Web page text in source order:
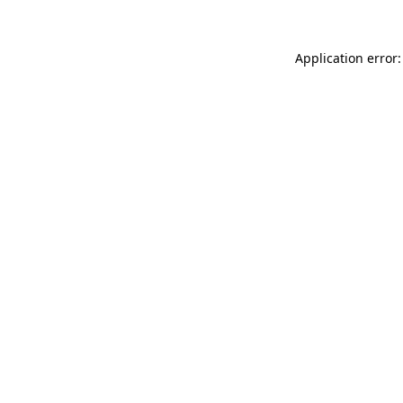
Application